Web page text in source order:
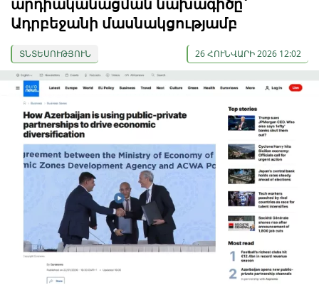
արդիականացման նախագիծը՝
Ադրբեջանի մասնակցությամբ
ՏՆՏԵՍՈՒԹՅՈՒՆ 26 ՀՈՒՆՎԱՐԻ 2026 12:02